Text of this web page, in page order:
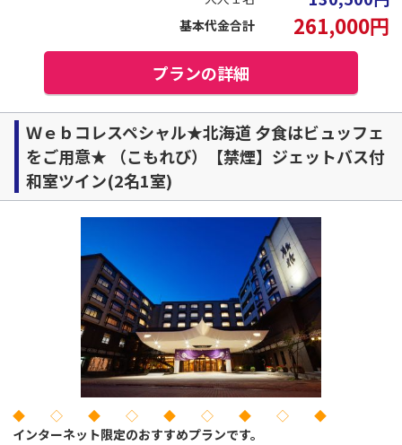
基本代金合計 261,000円
プランの詳細
Ｗｅｂコレスペシャル★北海道 夕食はビュッフェ
をご用意★ （こもれび）【禁煙】ジェットバス付
和室ツイン(2名1室)
◆ ◇ ◆ ◇ ◆ ◇ ◆ ◇ ◆
インターネット限定のおすすめプランです。